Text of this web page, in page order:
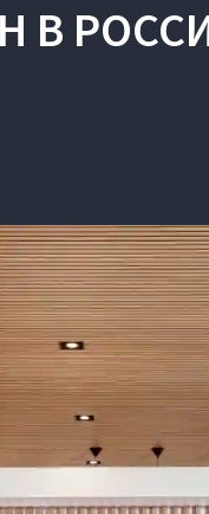
В